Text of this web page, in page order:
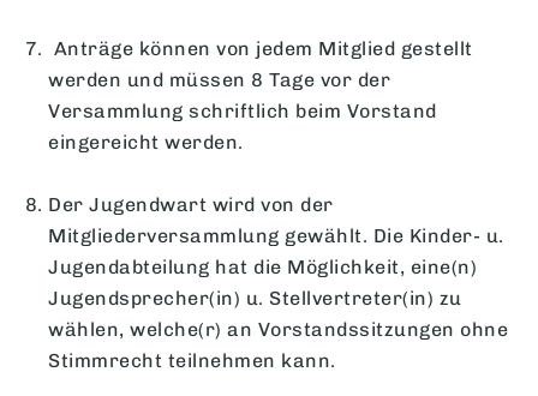
Anträge können von jedem Mitglied gestellt
werden und müssen 8 Tage vor der
Versammlung schriftlich beim Vorstand
eingereicht werden.
Der Jugendwart wird von der
Mitgliederversammlung gewählt. Die Kinder- u.
Jugendabteilung hat die Möglichkeit, eine(n)
Jugendsprecher(in) u. Stellvertreter(in) zu
wählen, welche(r) an Vorstandssitzungen ohne
Stimmrecht teilnehmen kann.